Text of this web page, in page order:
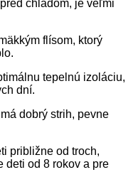
chladom, je veľmi
flísom, ktorý
tepelnú izoláciu,
dní.
dobrý strih, pevne
približne od troch,
deti od 8 rokov a pre